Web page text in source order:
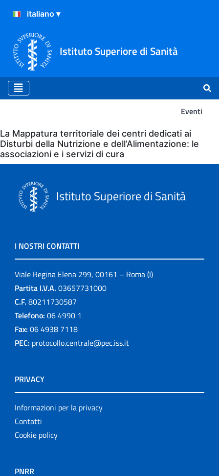
Istituto Superiore di Sanità
Eventi
Eventi
La Mappatura territoriale dei centri dedicati ai
Disturbi della Nutrizione e dell’Alimentazione: le
associazioni e i servizi di cura
Istituto Superiore di Sanità
I NOSTRI CONTATTI
Viale Regina Elena 299, 00161 – Roma (I)
Partita I.V.A. 03657731000
C.F. 80211730587
Telefono: 06 4990 1
Fax: 06 4938 7118
PEC: protocollo.centrale@pec.iss.it
PRIVACY
Informazioni per la privacy
Contatti
Cookie policy
PNRR